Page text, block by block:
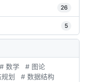
26
5
# 数学
# 图论
划
# 数据结构